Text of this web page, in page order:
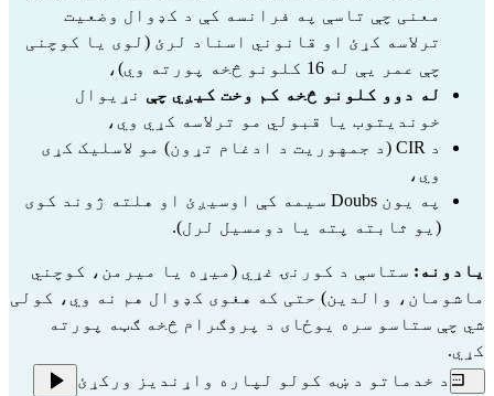
چې عمر یې له 16 کلونو څخه پورته وي)،
له دوو کلونو څخه کم وخت کیږي چې
خوندیتوب یا قبولي مو ترلاسه کړي وي،
وي،
(یو ثابته پته یا دومسیل لرل).
یادونه:
کړي.
د خدماتو د ښه کولو لپاره واړندیز ورکړئ